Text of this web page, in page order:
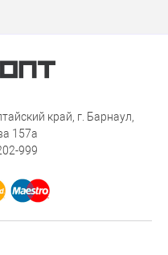
край, г. Барнаул,
157а
999